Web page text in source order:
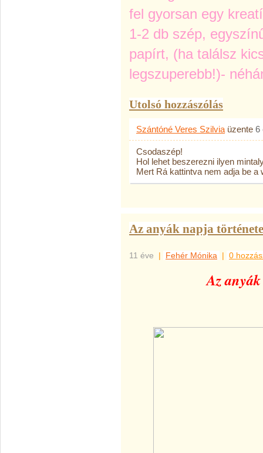
fel gyorsan egy
1-2 db szép,
papírt, (ha találsz
legszuperebb!)-
Utolsó hozzászólás
Szántóné Veres Szilvia üzente 6
Csodaszép!
Hol lehet beszerezni ilyen
Mert Rá kattintva nem adja be
Az anyák napja
11 éve | Fehér Mónika | 0
Az